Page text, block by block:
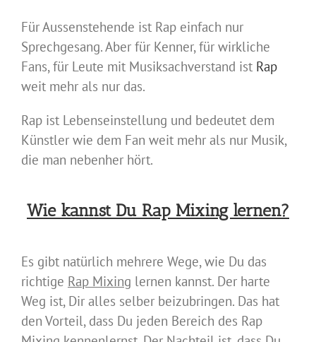
Für Aussenstehende ist Rap einfach nur
Sprechgesang. Aber für Kenner, für wirkliche
Fans, für Leute mit Musiksachverstand ist Rap
weit mehr als nur das.
Rap ist Lebenseinstellung und bedeutet dem
Künstler wie dem Fan weit mehr als nur Musik,
die man nebenher hört.
Wie kannst Du Rap Mixing lernen?
Es gibt natürlich mehrere Wege, wie Du das
richtige Rap Mixing lernen kannst. Der harte
Weg ist, Dir alles selber beizubringen. Das hat
den Vorteil, dass Du jeden Bereich des Rap